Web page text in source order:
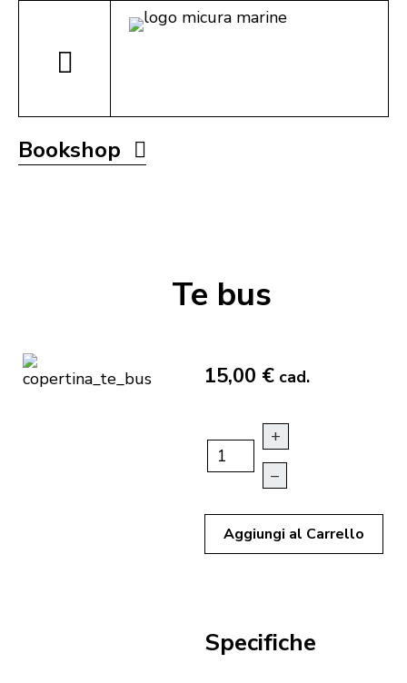
Bookshop
Te bus
15,00 € cad.
+
–
Aggiungi al Carrello
Specifiche